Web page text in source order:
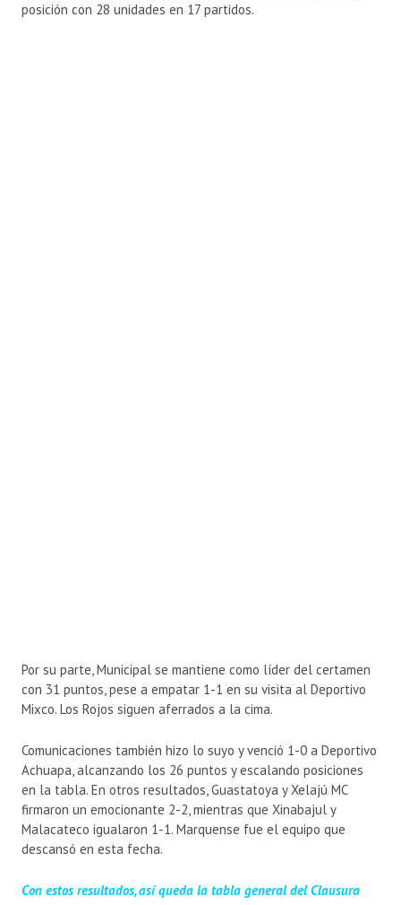
posición con 28 unidades en 17 partidos.
Por su parte, Municipal se mantiene como líder del certamen
con 31 puntos, pese a empatar 1-1 en su visita al Deportivo
Mixco. Los Rojos siguen aferrados a la cima.
Comunicaciones también hizo lo suyo y venció 1-0 a Deportivo
Achuapa, alcanzando los 26 puntos y escalando posiciones
en la tabla. En otros resultados, Guastatoya y Xelajú MC
firmaron un emocionante 2-2, mientras que Xinabajul y
Malacateco igualaron 1-1. Marquense fue el equipo que
descansó en esta fecha.
Con estos resultados, así queda la tabla general del Clausura